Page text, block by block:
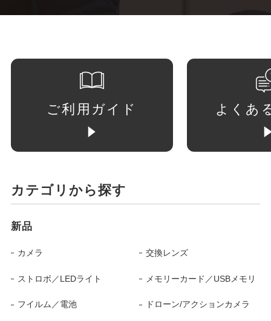
ご利用ガイド よくあ
カテゴリから探す
新品
カメラ 交換レンズ
ストロボ／LEDライト メモリーカード／USBメモリ
フイルム／電池 ドローン/アクションカメラ